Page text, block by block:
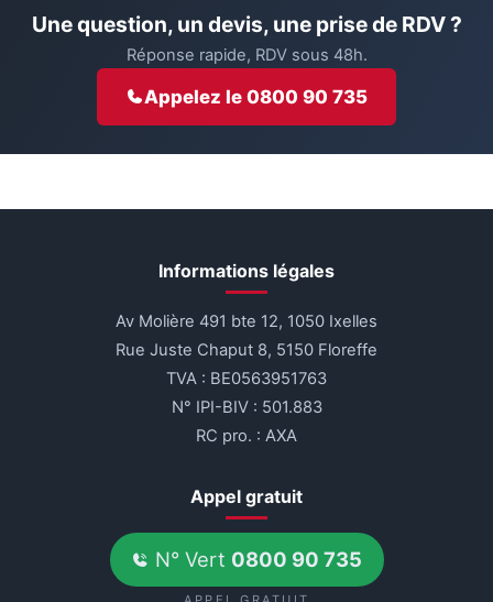
Une question, un devis, une prise de RDV ?
Réponse rapide, RDV sous 48h.
Appelez le 0800 90 735
Informations légales
Av Molière 491 bte 12, 1050 Ixelles
Rue Juste Chaput 8, 5150 Floreffe
TVA : BE0563951763
N° IPI-BIV : 501.883
RC pro. : AXA
Appel gratuit
N° Vert 0800 90 735